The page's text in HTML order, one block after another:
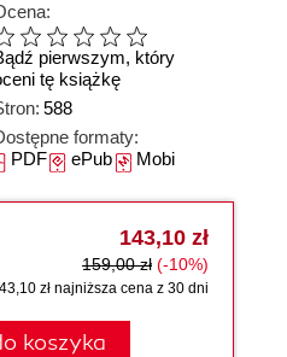
pierwszym, który
tę książkę
588
formaty:
ePubMobi
143,10 zł
159,00 zł (-10%)
zł najniższa cena z 30 dni
koszyka